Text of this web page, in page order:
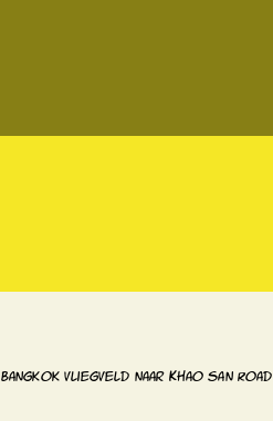
Bangkok vliegveld naar Khao San Road